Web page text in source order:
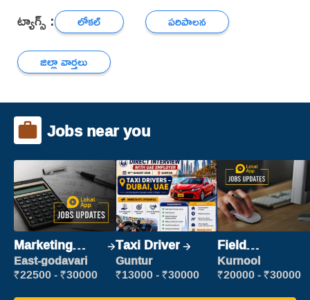
ట్యాగ్స్ : లోకల్
పరిపాలన
జిల్లా వార్తలు
Jobs near you
Marketing
Executive
East-godavari
₹22500 - ₹30000
Taxi Driver
Guntur
₹13000 - ₹30000
Field
Marketing
Executive
Kurnool
₹20000 - ₹30000